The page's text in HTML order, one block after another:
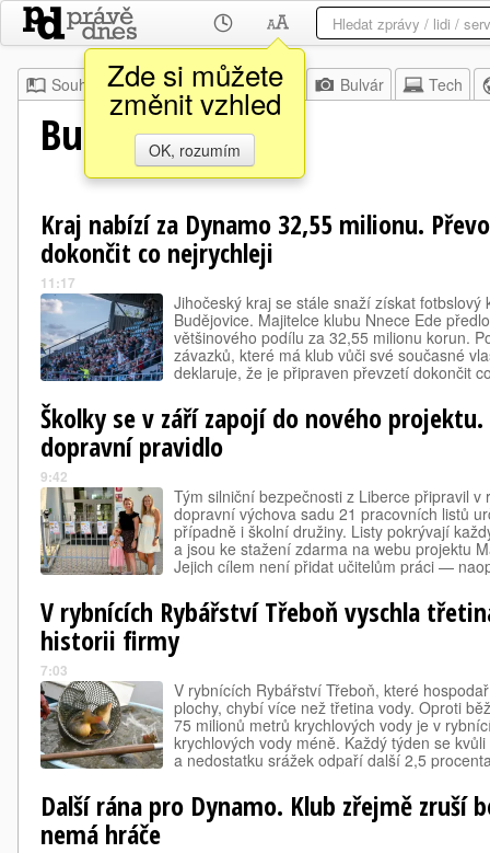
Zde si můžete
změnit vzhled
OK, rozumím
Souhrn Moje Z domova Bulvár Tech
Budějcká Drbna
Kraj nabízí za Dynamo 32,55 milionu.
dokončit co nejrychleji
11:17
Jihočeský kraj se stále snaží získat fotbslový
Budějovice. Majitelce klubu Nnece Ede
většinového podílu za 32,55 milionu korun.
závazků, které má klub vůči své současné
deklaruje, že je připraven převzetí dokončit
Školky se v září zapojí do nového
dopravní pravidlo
9:42
Tým silniční bezpečnosti z Liberce připravil v
dopravní výchova sadu 21 pracovních listů
případně i školní družiny. Listy pokrývají
a jsou ke stažení zdarma na webu projektu
Jejich cílem není přidat učitelům práci —
V rybnících Rybářství Třeboň vyschla
historii firmy
7:03
V rybnících Rybářství Třeboň, které
plochy, chybí více než třetina vody. Oproti
75 milionů metrů krychlových vody je v
krychlových vody méně. Každý týden se
a nedostatku srážek odpaří další 2,5
Další rána pro Dynamo. Klub zřejmě zruší
nemá hráče